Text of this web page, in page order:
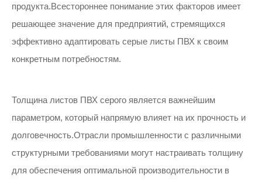
продукта.Всестороннее понимание этих факторов имеет
решающее значение для предприятий, стремящихся
эффективно адаптировать серые листы ПВХ к своим
конкретным потребностям.
Толщина листов ПВХ серого является важнейшим
параметром, который напрямую влияет на их прочность и
долговечность.Отрасли промышленности с различными
структурными требованиями могут настраивать толщину
для обеспечения оптимальной производительности в